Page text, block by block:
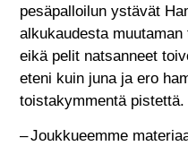
pesäpalloilun ystävät
alkukaudesta
eikä pelit natsanneet
eteni kuin juna ja ero
toistakymmentä pistettä.
– Joukkueemme